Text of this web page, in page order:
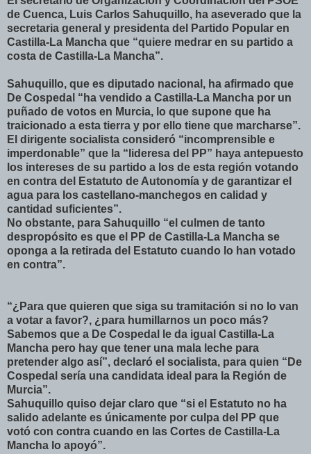
de Cuenca, Luis Carlos Sahuquillo, ha aseverado que la
secretaria general y presidenta del Partido Popular en
Castilla-La Mancha que “quiere medrar en su partido a
costa de Castilla-La Mancha”.
Sahuquillo, que es diputado nacional, ha afirmado que
De Cospedal “ha vendido a Castilla-La Mancha por un
puñado de votos en Murcia, lo que supone que ha
traicionado a esta tierra y por ello tiene que marcharse”.
El dirigente socialista consideró “incomprensible e
imperdonable” que la “lideresa del PP” haya antepuesto
los intereses de su partido a los de esta región votando
en contra del Estatuto de Autonomía y de garantizar el
agua para los castellano-manchegos en calidad y
cantidad suficientes”.
No obstante, para Sahuquillo “el culmen de tanto
despropósito es que el PP de Castilla-La Mancha se
oponga a la retirada del Estatuto cuando lo han votado
en contra”.
“¿Para que quieren que siga su tramitación si no lo van
a votar a favor?, ¿para humillarnos un poco más?
Sabemos que a De Cospedal le da igual Castilla-La
Mancha pero hay que tener una mala leche para
pretender algo así”, declaró el socialista, para quien “De
Cospedal sería una candidata ideal para la Región de
Murcia”.
Sahuquillo quiso dejar claro que “si el Estatuto no ha
salido adelante es únicamente por culpa del PP que
votó con contra cuando en las Cortes de Castilla-La
Mancha lo apoyó”.